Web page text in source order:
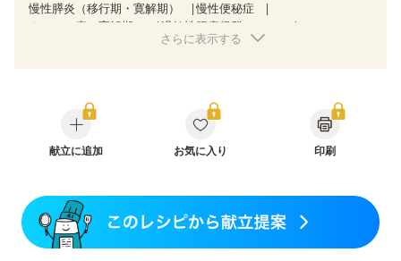
慢性膵炎（移行期・寛解期）
慢性便秘症
クローン病（寛解期）
過敏性腸症候群（IBS）
胃がん（抗がん剤治療中）
飲み込みにくい
味の感じ方が変わった
消化不良
骨折
関節リウマチ
さらに表示する
献立に追加 お気に入り 印刷